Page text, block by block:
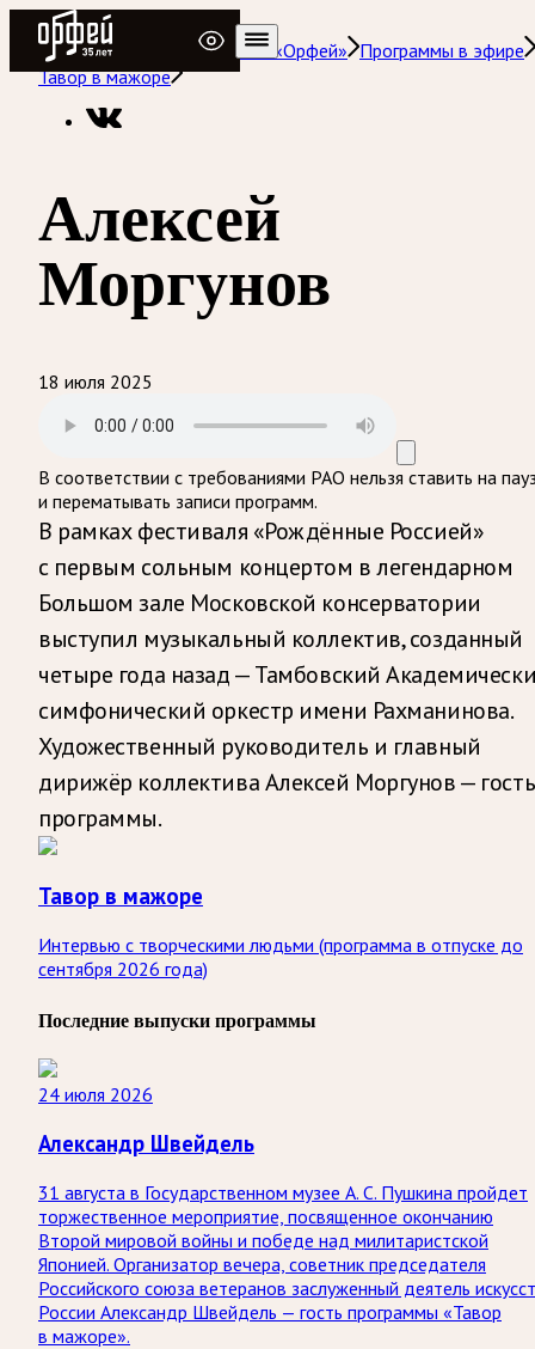
Радио Орфей
Радио классической музыки «Орфей» Программы в эфире
Тавор в мажоре
Алексей
Моргунов
18 июля 2025
В соответствии с требованиями РАО нельзя ставить на
и перематывать записи программ.
В рамках фестиваля «Рождённые Россией»
с первым сольным концертом в легендарном
Большом зале Московской консерватории
выступил музыкальный коллектив, созданный
четыре года назад — Тамбовский
симфонический оркестр имени Рахманинова.
Художественный руководитель и главный
дирижёр коллектива Алексей Моргунов — гость
программы.
Тавор в мажоре
Интервью с творческими людьми (программа в отпуске до
сентября 2026 года)
Последние выпуски программы
24 июля 2026
Александр Швейдель
31 августа в Государственном музее А. С. Пушкина пройдет
торжественное мероприятие, посвященное окончанию
Второй мировой войны и победе над милитаристской
Японией. Организатор вечера, советник председателя
Российского союза ветеранов заслуженный деятель
России Александр Швейдель — гость программы «Тавор
в мажоре».